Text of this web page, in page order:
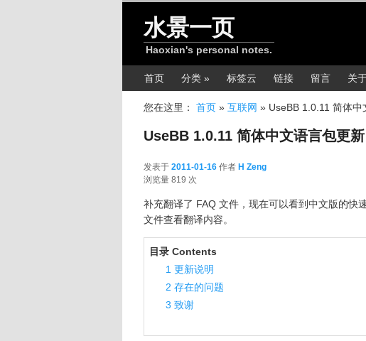
水景一页
Haoxian's personal notes.
主菜单首页 分类 » 标签云 链接 留言 关
您在这里： 首页 » 互联网 » UseBB 1.0.11 简体中
UseBB 1.0.11 简体中文语言包更新
发表于 2011-01-16 作者 H Zeng
浏览量 819 次
补充翻译了 FAQ 文件，现在可以看到中文版的快
文件查看翻译内容。
目录 Contents
1更新说明
2 存在的问题
3 致谢